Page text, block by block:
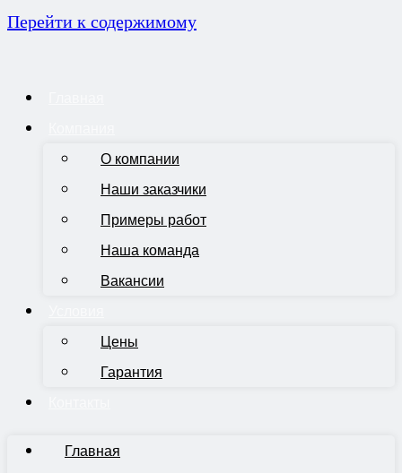
Перейти к содержимому
О компании
Наши заказчики
Примеры работ
Наша команда
Вакансии
Цены
Гарантия
Главная